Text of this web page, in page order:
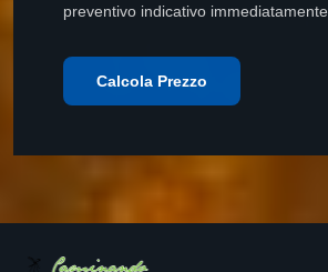
preventivo indicativo immediatamente.
Calcola Prezzo